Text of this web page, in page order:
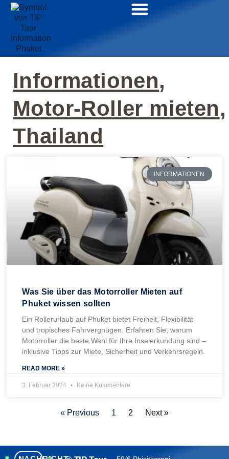
Informationen,
Motor-Roller mieten,
Thailand
INFORMATIONEN
Was Sie über das Motorroller Mieten auf
Phuket wissen sollten
Ein Rollerurlaub auf Phuket bietet Freiheit, Flexibilität
und tropisches Fahrvergnügen. Erfahren Sie, warum
Motorroller die beste Wahl für Ihre Inselerkundung sind –
inklusive Tipps zur Miete, Sicherheit und Verkehrsregeln.
READ MORE »
3. Februar 2024 Keine Kommentare
« Previous 1 2 Next »